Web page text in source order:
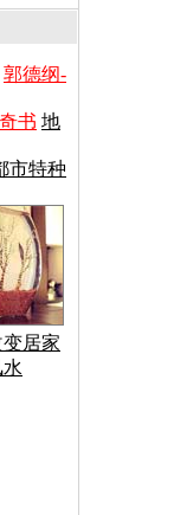
郭德纲-
书 地
市特种
居家
水